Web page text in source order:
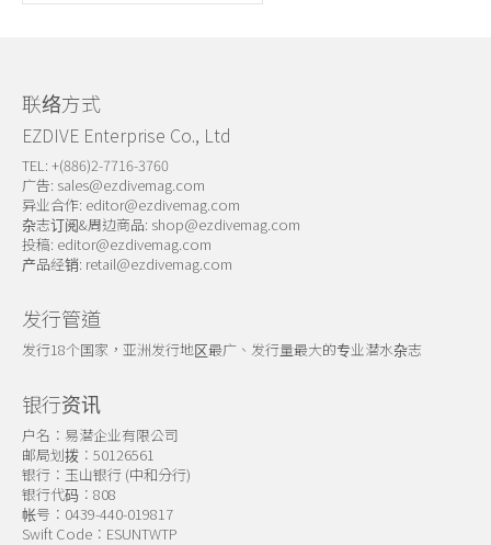
联络方式
EZDIVE Enterprise Co., Ltd
TEL: +(886)2-7716-3760
广告: sales@ezdivemag.com
异业合作: editor@ezdivemag.com
杂志订阅&周边商品: shop@ezdivemag.com
投稿: editor@ezdivemag.com
产品经销: retail@ezdivemag.com
发行管道
发行18个国家，亚洲发行地区最广、发行量最大的专业潜水杂志
银行资讯
户名：易潜企业有限公司
邮局划拨：50126561
银行：玉山银行 (中和分行)
银行代码：808
帐号：0439-440-019817
Swift Code：ESUNTWTP